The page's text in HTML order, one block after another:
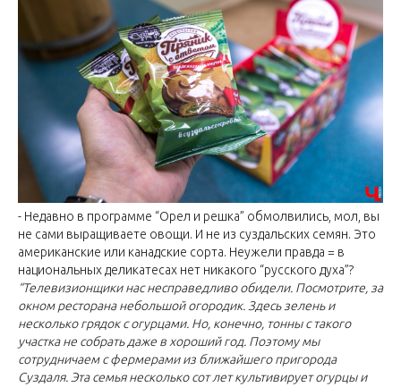
- Недавно в программе “Орел и решка” обмолвились, мол, вы
не сами выращиваете овощи. И не из суздальских семян. Это
американские или канадские сорта. Неужели правда = в
национальных деликатесах нет никакого “русского духа”?
“Телевизионщики нас несправедливо обидели. Посмотрите, за
окном ресторана небольшой огородик. Здесь зелень и
несколько грядок с огурцами. Но, конечно, тонны с такого
участка не собрать даже в хороший год. Поэтому мы
сотрудничаем с фермерами из ближайшего пригорода
Суздаля. Эта семья несколько сот лет культивирует огурцы и